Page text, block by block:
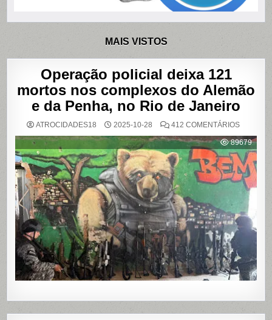
MAIS VISTOS
Operação policial deixa 121
mortos nos complexos do Alemão
e da Penha, no Rio de Janeiro
ATROCIDADES18 2025-10-28 412 COMENTÁRIOSEM
POLICIAL
DEIXA
121
MORTOS
NOS
DO
ALEMÃO
PENHA,
NO
RIO
89679